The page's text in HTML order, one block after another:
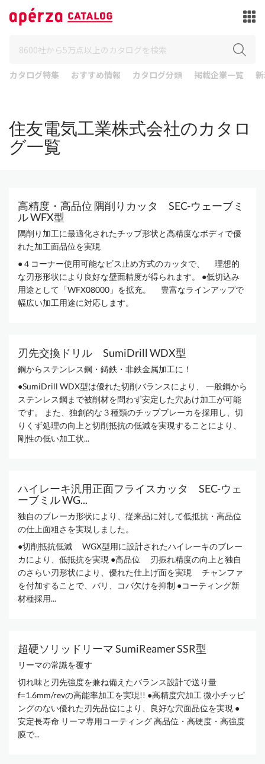
カタログ特集 おすすめ情報 カタログ分類 掲載企業一覧
住友電気工業株式会社のカタロ
グ一覧
高精度・高品位 隅削りカッタ SEC-ウェーブミ
ル WFX型
隅削り加工に最適化されたチップ形状と高精度なボディで優
れた加工面品位を実現
●４コーナー使用可能なビス止め方式のカッタで、 理想的
な刃形形状により良好な壁面精度が得られます。 ●低切込み
用途として「WFX08000」を拡充。 豊富なラインアップで
幅広い加工用途に対応します。
刃先交換ドリル SumiDrill WDX型
鋼からステンレス鋼・鋳鉄・非鉄金属加工に！
●SumiDrill WDX型は優れた切削バランスにより、 一般鋼から
ステンレス鋼まで被削材を問わず安定した穴あけ加工が可能
です。 また、独創的な３種類のチップブレーカを採用し、切
りくず処理の向上と切削抵抗の低減を実現することにより、
剛性の低い加工状...
ハイレーキ汎用正面フライスカッタ SEC-ウェ
ーブミル WG...
独自のブレーカ形状により、従来品に対して低抵抗・高品位
の仕上面粗さを実現しました。
●切削抵抗低減 WGX型用に設計されたハイレーキのブレー
カにより、低抵抗を実現 ●高品位 刃振れ精度の向上と独自
のさらい刃形状により、優れた仕上げ面を実現 チャンファ
を付加することで、バリ、コバ欠けを抑制 ●コーティング新
材種採用...
超硬ソリッドリーマ SumiReamer SSR型
リーマの常識を覆す
切れ味と刃先強度を兼ね備えたバランス設計で送り量
f=1.6mm/revの高能率加工を実現!! ●高精度穴加工 微小チッピ
ングのない優れた刃先品位により、良好な穴面品位を実現 ●
安定長寿命 リーマ専用コーティング 高品位・高硬度・高強度
膜で...